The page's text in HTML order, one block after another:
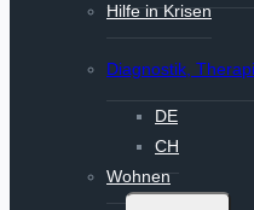
Hilfe in Krisen
Diagnostik,
DE
CH
Wohnen